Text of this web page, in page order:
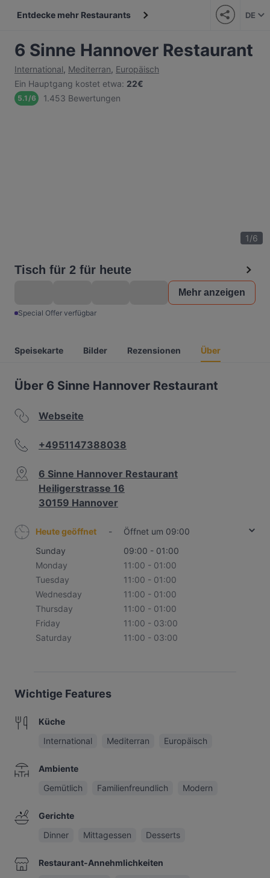
Entdecke mehr Restaurants DE
6 Sinne Hannover Restaurant
International, Mediterran, Europäisch
Ein Hauptgang kostet etwa: 22€
5.1/6 1.453 Bewertungen
1/6
Tisch für 2 für heute
Mehr anzeigen
Special Offer verfügbar
Speisekarte Bilder Rezensionen Über
Über 6 Sinne Hannover Restaurant
Webseite
+4951147388038
6 Sinne Hannover Restaurant
Heiligerstrasse 16
30159 Hannover
Heute geöffnet -
Öffnet um 09:00
Sunday
09:00 - 01:00
Monday
11:00 - 01:00
Tuesday
11:00 - 01:00
Wednesday
11:00 - 01:00
Thursday
11:00 - 01:00
Friday
11:00 - 03:00
Saturday
11:00 - 03:00
Wichtige Features
Küche
International
Mediterran Europäisch
Ambiente
Gemütlich
Familienfreundlich Modern
Gerichte
Dinner
Mittagessen Desserts
Restaurant-Annehmlichkeiten